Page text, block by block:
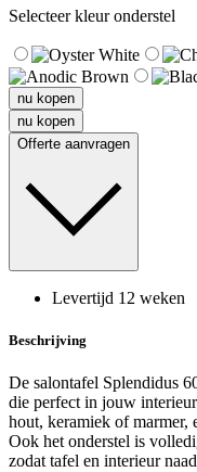
Selecteer kleur onderstel
nu kopen
nu kopen
Offerte aanvragen
Levertijd 12 weken
Beschrijving
De salontafel Splendidus
die perfect in jouw
hout, keramiek of marmer,
Ook het onderstel is
zodat tafel en interieur